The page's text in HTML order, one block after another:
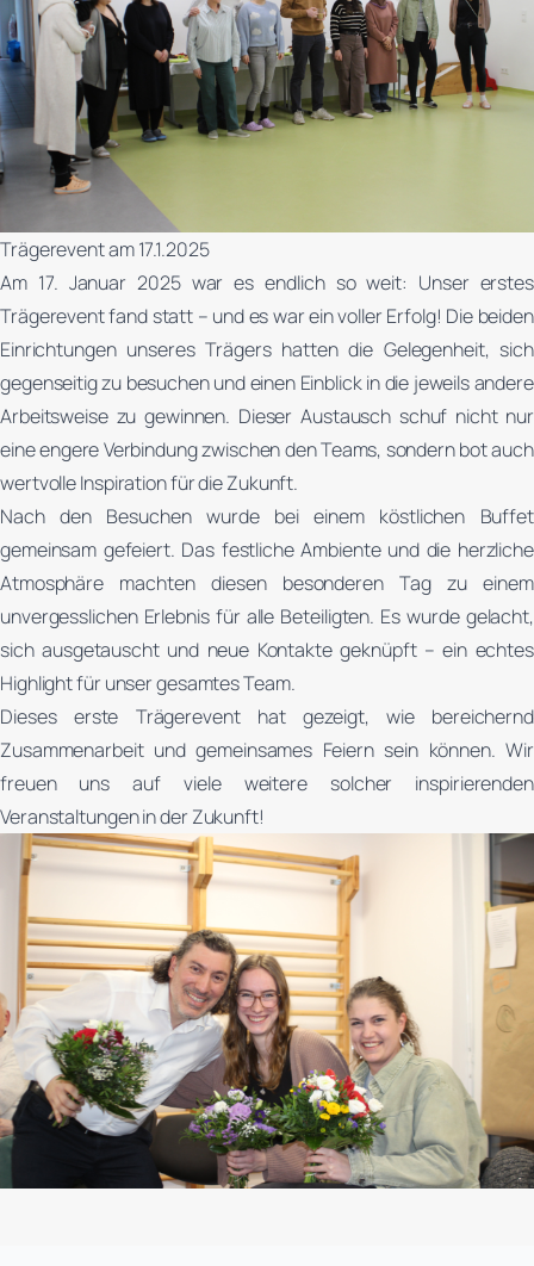
Trägerevent am 17.1.2025
Am 17. Januar 2025 war es endlich so weit: Unser erstes
Trägerevent fand statt – und es war ein voller Erfolg! Die beiden
Einrichtungen unseres Trägers hatten die Gelegenheit, sich
gegenseitig zu besuchen und einen Einblick in die jeweils andere
Arbeitsweise zu gewinnen. Dieser Austausch schuf nicht nur
eine engere Verbindung zwischen den Teams, sondern bot auch
wertvolle Inspiration für die Zukunft.
Nach den Besuchen wurde bei einem köstlichen Buffet
gemeinsam gefeiert. Das festliche Ambiente und die herzliche
Atmosphäre machten diesen besonderen Tag zu einem
unvergesslichen Erlebnis für alle Beteiligten. Es wurde gelacht,
sich ausgetauscht und neue Kontakte geknüpft – ein echtes
Highlight für unser gesamtes Team.
Dieses erste Trägerevent hat gezeigt, wie bereichernd
Zusammenarbeit und gemeinsames Feiern sein können. Wir
freuen uns auf viele weitere solcher inspirierenden
Veranstaltungen in der Zukunft!